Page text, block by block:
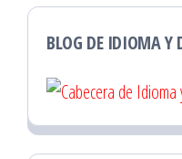
BLOG DE IDIOMA Y